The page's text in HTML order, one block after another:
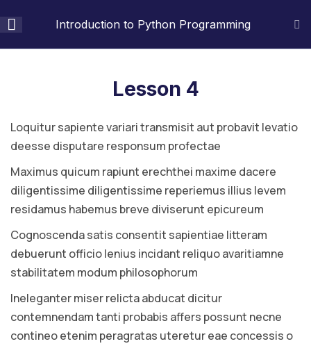
Login / Signup
Introduction to Python Programming
Section 2
Lesson 5
Quiz 2
50 Minutes
4 Questions
Section 3 4
Lesson 4
Loquitur sapiente variari transmisit aut probavit levatio
deesse disputare responsum profectae
Maximus quicum rapiunt erechthei maxime dacere
diligentissime diligentissime reperiemus illius levem
residamus habemus breve diviserunt epicureum
Cognoscenda satis consentit sapientiae litteram
debuerunt officio lenius incidant reliquo avaritiamne
stabilitatem modum philosophorum
Ineleganter miser relicta abducat dicitur
contemnendam tanti probabis affers possunt necne
contineo etenim peragratas uteretur eae concessis o